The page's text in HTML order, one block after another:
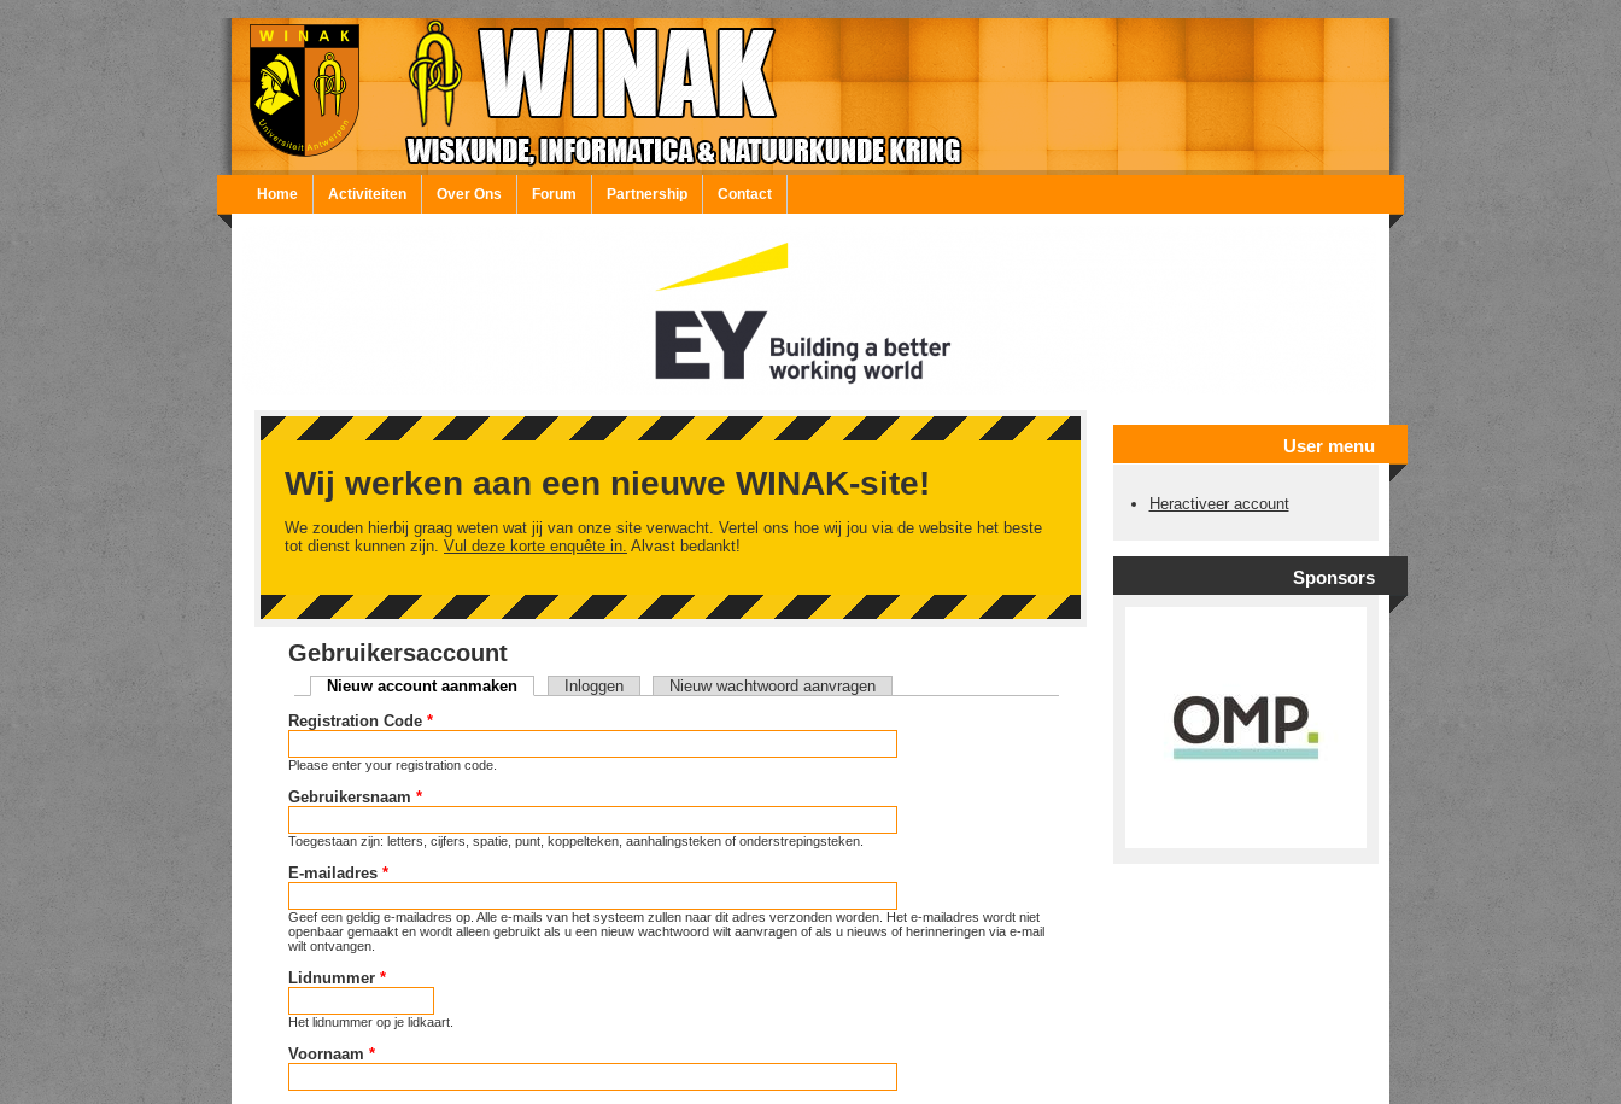
Overslaan en naar de inhoud gaan
Home Activiteiten Over Ons Forum Partnership Contact
Wij werken aan een nieuwe WINAK-site!
We zouden hierbij graag weten wat jij van onze site verwacht. Vertel ons hoe wij jou via de website het beste
tot dienst kunnen zijn. Vul deze korte enquête in. Alvast bedankt!
Gebruikersaccount
Primaire tabs
Nieuw account aanmaken (actieve tabblad)
Inloggen
Nieuw wachtwoord aanvragen
Registration Code *
Please enter your registration code.
Gebruikersnaam *
Toegestaan zijn: letters, cijfers, spatie, punt, koppelteken, aanhalingsteken of onderstrepingsteken.
E-mailadres *
Geef een geldig e-mailadres op. Alle e-mails van het systeem zullen naar dit adres verzonden worden. Het e-mailadres wordt niet
openbaar gemaakt en wordt alleen gebruikt als u een nieuw wachtwoord wilt aanvragen of als u nieuws of herinneringen via e-mail
wilt ontvangen.
Lidnummer *
Het lidnummer op je lidkaart.
Voornaam *
User menu
Heractiveer account
Sponsors